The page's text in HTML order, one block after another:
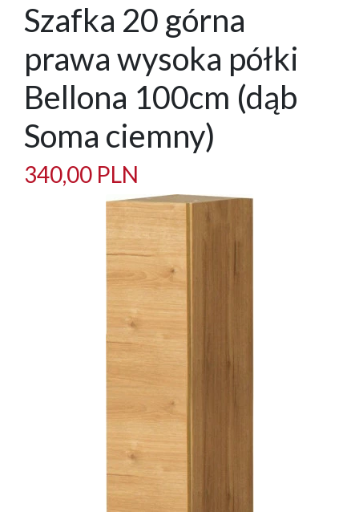
Szafka 20 górna
prawa wysoka półki
Bellona 100cm (dąb
Soma ciemny)
340,00 PLN